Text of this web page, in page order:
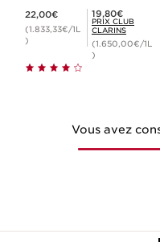
22,00€
(1.833,33€/1L
)
Prix Club Clarins 19,80€
19,80€
PRIX CLUB
CLARINS
(1.650,00€/1L
)
Vous avez